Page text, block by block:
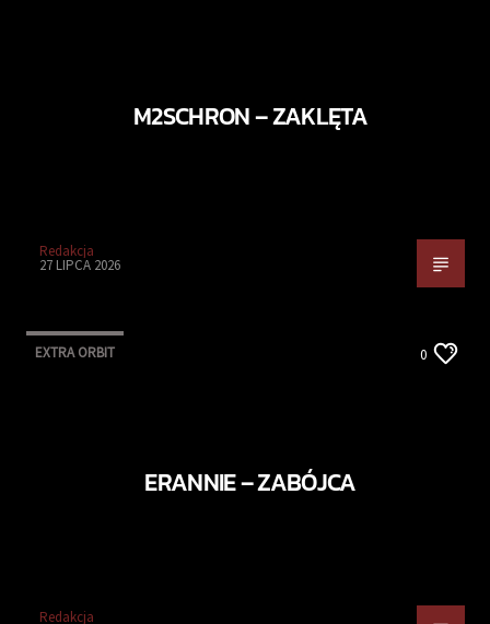
M2SCHRON – ZAKLĘTA
Redakcja
27 LIPCA 2026
EXTRA ORBIT 0
ERANNIE – ZABÓJCA
Redakcja